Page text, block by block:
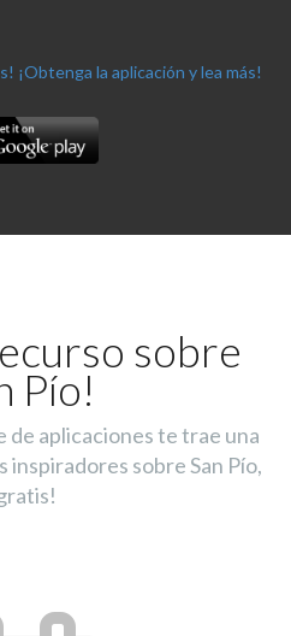
¡Obtenga la aplicación y lea más!
sobre
Pío!
de aplicaciones te trae una
sobre San Pío,